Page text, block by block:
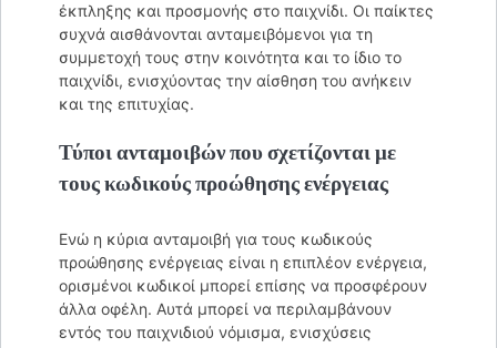
έκπληξης και προσμονής στο παιχνίδι. Οι παίκτες
συχνά αισθάνονται ανταμειβόμενοι για τη
συμμετοχή τους στην κοινότητα και το ίδιο το
παιχνίδι, ενισχύοντας την αίσθηση του ανήκειν
και της επιτυχίας.
Τύποι ανταμοιβών που σχετίζονται με
τους κωδικούς προώθησης ενέργειας
Ενώ η κύρια ανταμοιβή για τους κωδικούς
προώθησης ενέργειας είναι η επιπλέον ενέργεια,
ορισμένοι κωδικοί μπορεί επίσης να προσφέρουν
άλλα οφέλη. Αυτά μπορεί να περιλαμβάνουν
εντός του παιχνιδιού νόμισμα, ενισχύσεις